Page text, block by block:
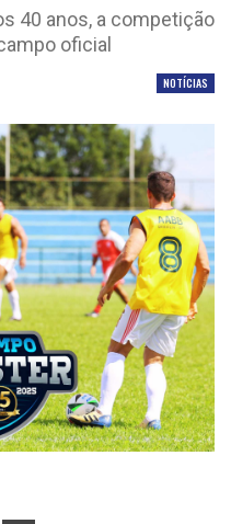
40 anos, a competição
oficial
NOTÍCIAS